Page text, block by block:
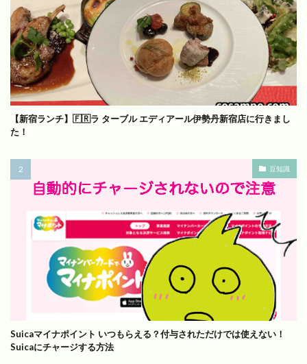
【新宿ランチ】🇫🇷ラ ターブル エディアール伊勢丹新宿店に行きまし
た！
豆知識
Suicaマイナポイント いつもらえる？付与されただけでは使えない！
Suicaにチャージする方法